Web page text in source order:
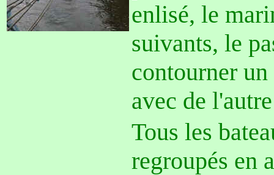
enlisé, le
suivants, le
contourner
avec de
Tous les
regroupés en